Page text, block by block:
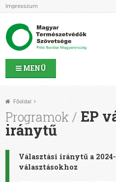
MENÜ
Impresszum
Az MTVSZ-ről
Programok
MTVSZ ügyek és események
Tagszervezetek
Támogatóink
CSATLAKOZZ hozzánk!
Elérhetőségeink
Segítsd a munkánkat!
Főoldal
Programok EP
iránytű
Választási iránytű a
választásokhoz